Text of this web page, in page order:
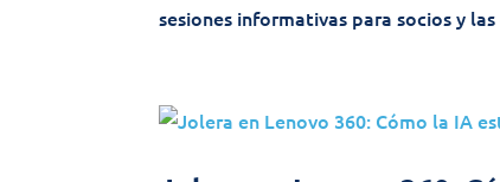
sesiones informativas para socios y